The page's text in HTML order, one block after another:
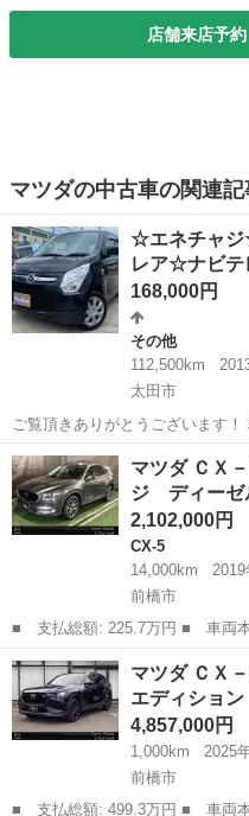
店舗来店予約
マツダの中古車の関連記
☆エネチャ
レア☆ナビ
168,000円
その他
112,500km
太田市
ご覧頂きありがとうございます！
早い者勝ちとなっております！ エネチャージ アイドリン
ップ付車両です！ 整備内容 ◎エンジンオイルワコーズで交換 ◎オイ
ルフィルター ◎cvt...
群馬 太田市 その他
マツダ ＣＸ
ジ ディー
2,102,000円
CX-5
14,000km
2019
前橋市
■ 支払総額: 225.7万円 ■ 車両本体価格： 2,102,000 円 ■ メーカ
ー名： マツダ ■ 車種名：
ＸＤ Ｌパッケージ ディーゼ
６０度カ...
群馬 前橋市 CX-5
マツダ ＣＸ
エディショ
4,857,000円
1,000km
2025
前橋市
■ 支払総額: 499.3万円 ■ 車両本体価格： 4,857,000 円 ■ メーカ